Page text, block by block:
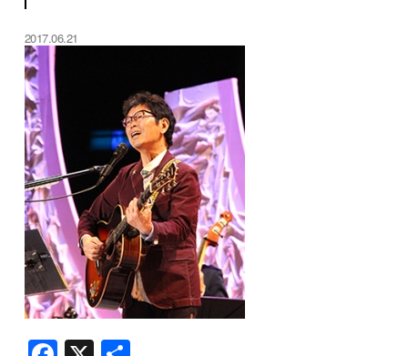
2017.06.21